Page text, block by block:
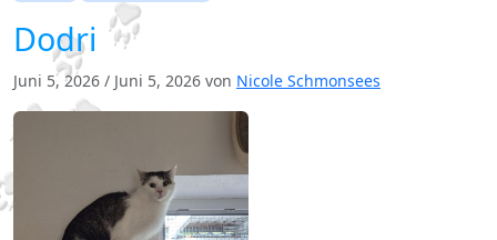
Dodri
Juni 5, 2026 / Juni 5, 2026 von Nicole Schmonsees